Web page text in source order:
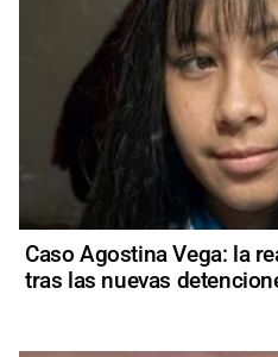
Caso Agostina Vega: la
tras las nuevas